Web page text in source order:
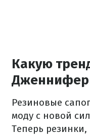
Какую
Дженнифер
Резиновые
моду с новой
Теперь